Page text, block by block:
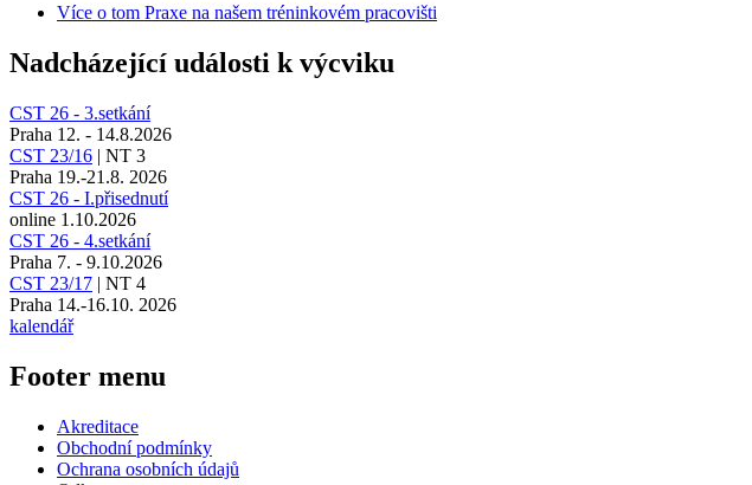
Více o tom Praxe na našem tréninkovém pracovišti
Nadcházející události k výcviku
CST 26 - 3.setkání
Praha 12. - 14.8.2026
CST 23/16 | NT 3
Praha 19.-21.8. 2026
CST 26 - I.přisednutí
online 1.10.2026
CST 26 - 4.setkání
Praha 7. - 9.10.2026
CST 23/17 | NT 4
Praha 14.-16.10. 2026
kalendář
Footer menu
Akreditace
Obchodní podmínky
Ochrana osobních údajů